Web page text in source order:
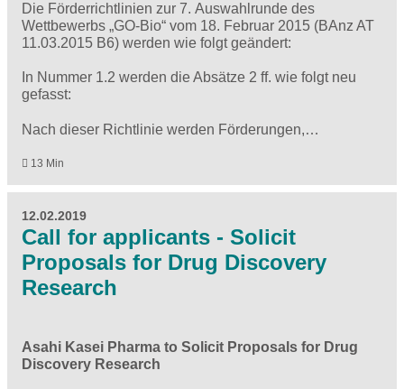
Die Förderrichtlinien zur 7. Auswahlrunde des
Wettbewerbs „GO-Bio“ vom 18. Februar 2015 (BAnz AT
11.03.2015 B6) werden wie folgt geändert:
In Nummer 1.2 werden die Absätze 2 ff. wie folgt neu
gefasst:
Nach dieser Richtlinie werden Förderungen,…
13 Min
12.02.2019
Call for applicants - Solicit
Proposals for Drug Discovery
Research
Asahi Kasei Pharma to Solicit Proposals for Drug
Discovery Research